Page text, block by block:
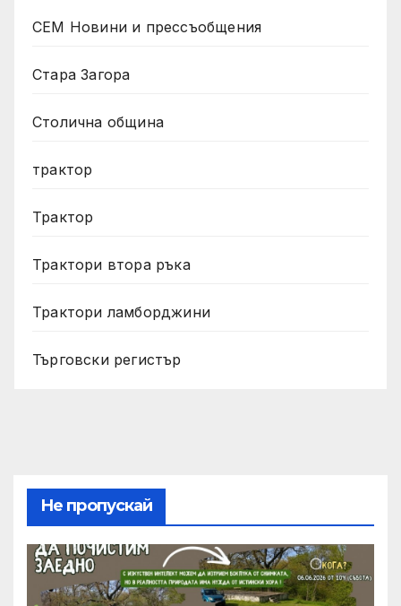
СЕМ Новини и прессъобщения
Стара Загора
Столична община
трактор
Трактор
Трактори втора ръка
Трактори ламборджини
Търговски регистър
Не пропускай